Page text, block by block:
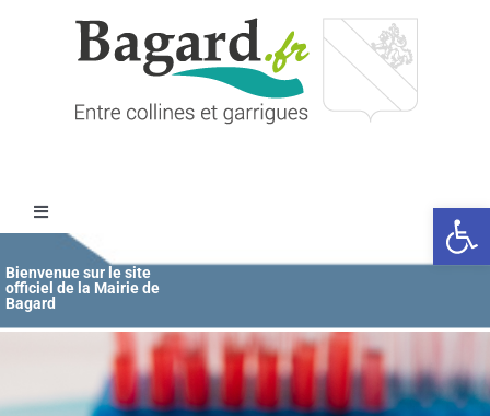
Ouvrir
Toggle
Navigation
Accueil
Bienvenue sur le site
officiel de la Mairie de
Bagard